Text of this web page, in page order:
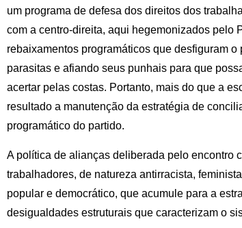
um programa de defesa dos direitos dos
com a centro-direita, aqui hegemonizados pelo
rebaixamentos programáticos que desfiguram
parasitas e afiando seus punhais para que
acertar pelas costas. Portanto, mais do que a
resultado a manutenção da estratégia de
programático do partido.
A política de alianças deliberada pelo encontro
trabalhadores, de natureza antirracista,
popular e democrático, que acumule para a
desigualdades estruturais que caracterizam o